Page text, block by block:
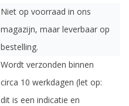
Niet op voorraad in ons
magazijn, maar leverbaar op
bestelling.
Wordt verzonden binnen
circa 10 werkdagen (let op:
dit is een indicatie en